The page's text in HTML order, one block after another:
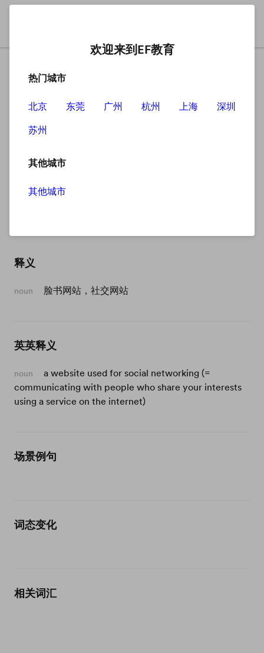
Facebook
释义
noun 脸书网站，社交网站
英英释义
noun
a website used for social networking (=
communicating with people who share your interests
using a service on the internet)
场景例句
词态变化
相关词汇
欢迎来到EF教育
热门城市
北京 东莞 广州 杭州 上海
深圳
苏州
其他城市
其他城市